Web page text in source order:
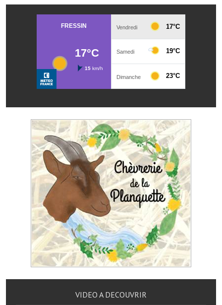
Démarches administratives
Biens à louer
Terrains et maisons à vendre
Etablissements scolaires
Equipements sportifs
Bibliothèque
Commerçants, artisans
Commerces et professions libérales
Exploitants agricoles
Artisans
Agents immobiliers
Salle Georges DelépineVIDEO A DECOUVRIR